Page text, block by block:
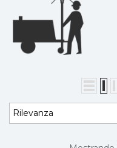
Rilevanza